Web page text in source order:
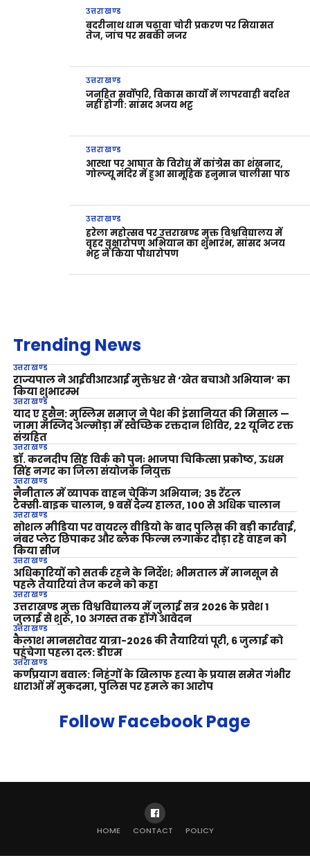
उत्तराखण्ड
बदरीनाथ धाम चढ़ावा चोरी प्रकरण पर सियासत
तेज, जांच पर सबकी नजर
उत्तराखण्ड
जनहित सर्वोपरि, विकास कार्यों में लापरवाही बर्दाश्त
नहीं होगी: सांसद अजय भट्ट
उत्तराखण्ड
आस्था पर आघात के विरोध में कांग्रेस का शंखनाद,
गोल्ज्यू मंदिर में हुआ सामूहिक हनुमान चालीसा पाठ
उत्तराखण्ड
हरेला महोत्सव पर उत्तराखण्ड मुक्त विश्वविद्यालय में
वृहद वृक्षारोपण अभियान का शुभारंभ, सांसद अजय
भट्ट ने किया पौधारोपण
Trending News
उत्तराखण्ड
राज्यपाल ने आईवीआरआई मुक्तेश्वर से ‘खेत बचाओ अभियान’ का
किया शुभारम्भ
उत्तराखण्ड
याद ए हुसैन: मुस्लिम समाज ने पेश की इंसानियत की मिसाल —
जामा मस्जिद अल्मोड़ा में स्वैच्छिक रक्तदान शिविर, 22 यूनिट रक्त
संग्रहित
उत्तराखण्ड
डॉ. करनदीप सिंह विर्क को पुनः भाजपा चिकित्सा प्रकोष्ठ, ऊधम
सिंह नगर का जिला संयोजक नियुक्त
उत्तराखण्ड
नैनीताल में व्यापक वाहन चेकिंग अभियान; 35 रेंटल
टैक्सी‑बाइक चालान, 9 बसें दैन्य हालत, 100 से अधिक चालान
उत्तराखण्ड
सोशल मीडिया पर वायरल वीडियो के बाद पुलिस की बड़ी कार्रवाई,
नंबर प्लेट छिपाकर और ब्लैक फिल्म लगाकर दौड़ा रहे वाहन को
किया सीज
उत्तराखण्ड
अधिकारियों को सतर्क रहने के निर्देश; भीमताल में मानसून से
पहले तैयारियां तेज करने को कहा
उत्तराखण्ड
उत्तराखण्ड मुक्त विश्वविद्यालय में जुलाई सत्र 2026 के प्रवेश 1
जुलाई से शुरू, 10 अगस्त तक होंगे आवेदन
उत्तराखण्ड
कैलाश मानसरोवर यात्रा-2026 की तैयारियां पूरी, 6 जुलाई को
पहुंचेगा पहला दल: डीएम
उत्तराखण्ड
कर्णप्रयाग बवाल: निहंगों के खिलाफ हत्या के प्रयास समेत गंभीर
धाराओं में मुकदमा, पुलिस पर हमले का आरोप
Follow Facebook Page
HOME CONTACT POLICY